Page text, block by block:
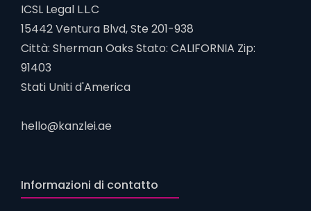
ICSL Legal L.L.C
15442 Ventura Blvd, Ste 201-938
Città: Sherman Oaks Stato: CALIFORNIA Zip:
91403
Stati Uniti d'America
hello@kanzlei.ae
Informazioni di contatto